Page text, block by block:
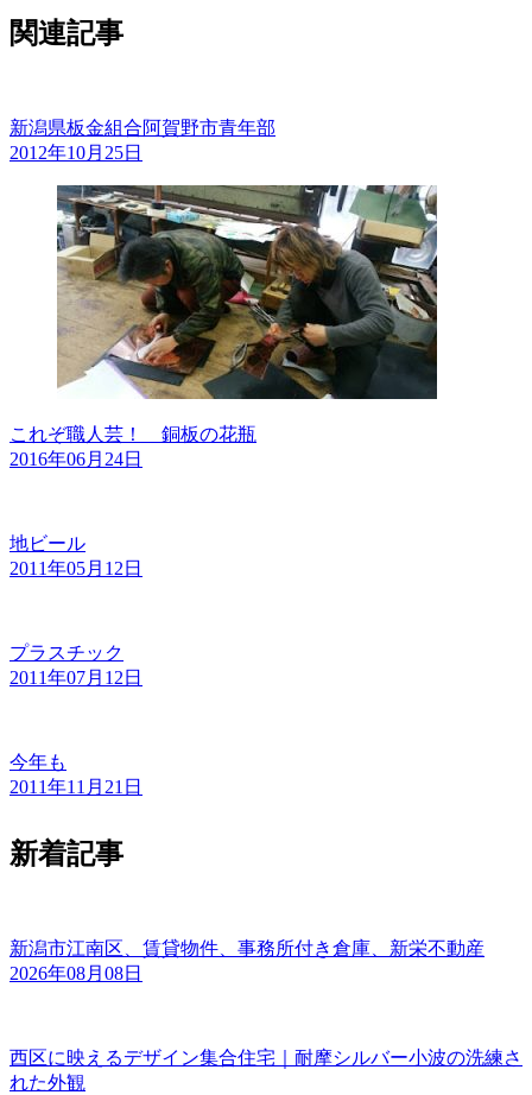
関連記事
新潟県板金組合阿賀野市青年部
2012年10月25日
これぞ職人芸！ 銅板の花瓶
2016年06月24日
地ビール
2011年05月12日
プラスチック
2011年07月12日
今年も
2011年11月21日
新着記事
新潟市江南区、賃貸物件、事務所付き倉庫、新栄不動産
2026年08月08日
西区に映えるデザイン集合住宅｜耐摩シルバー小波の洗練さ
れた外観